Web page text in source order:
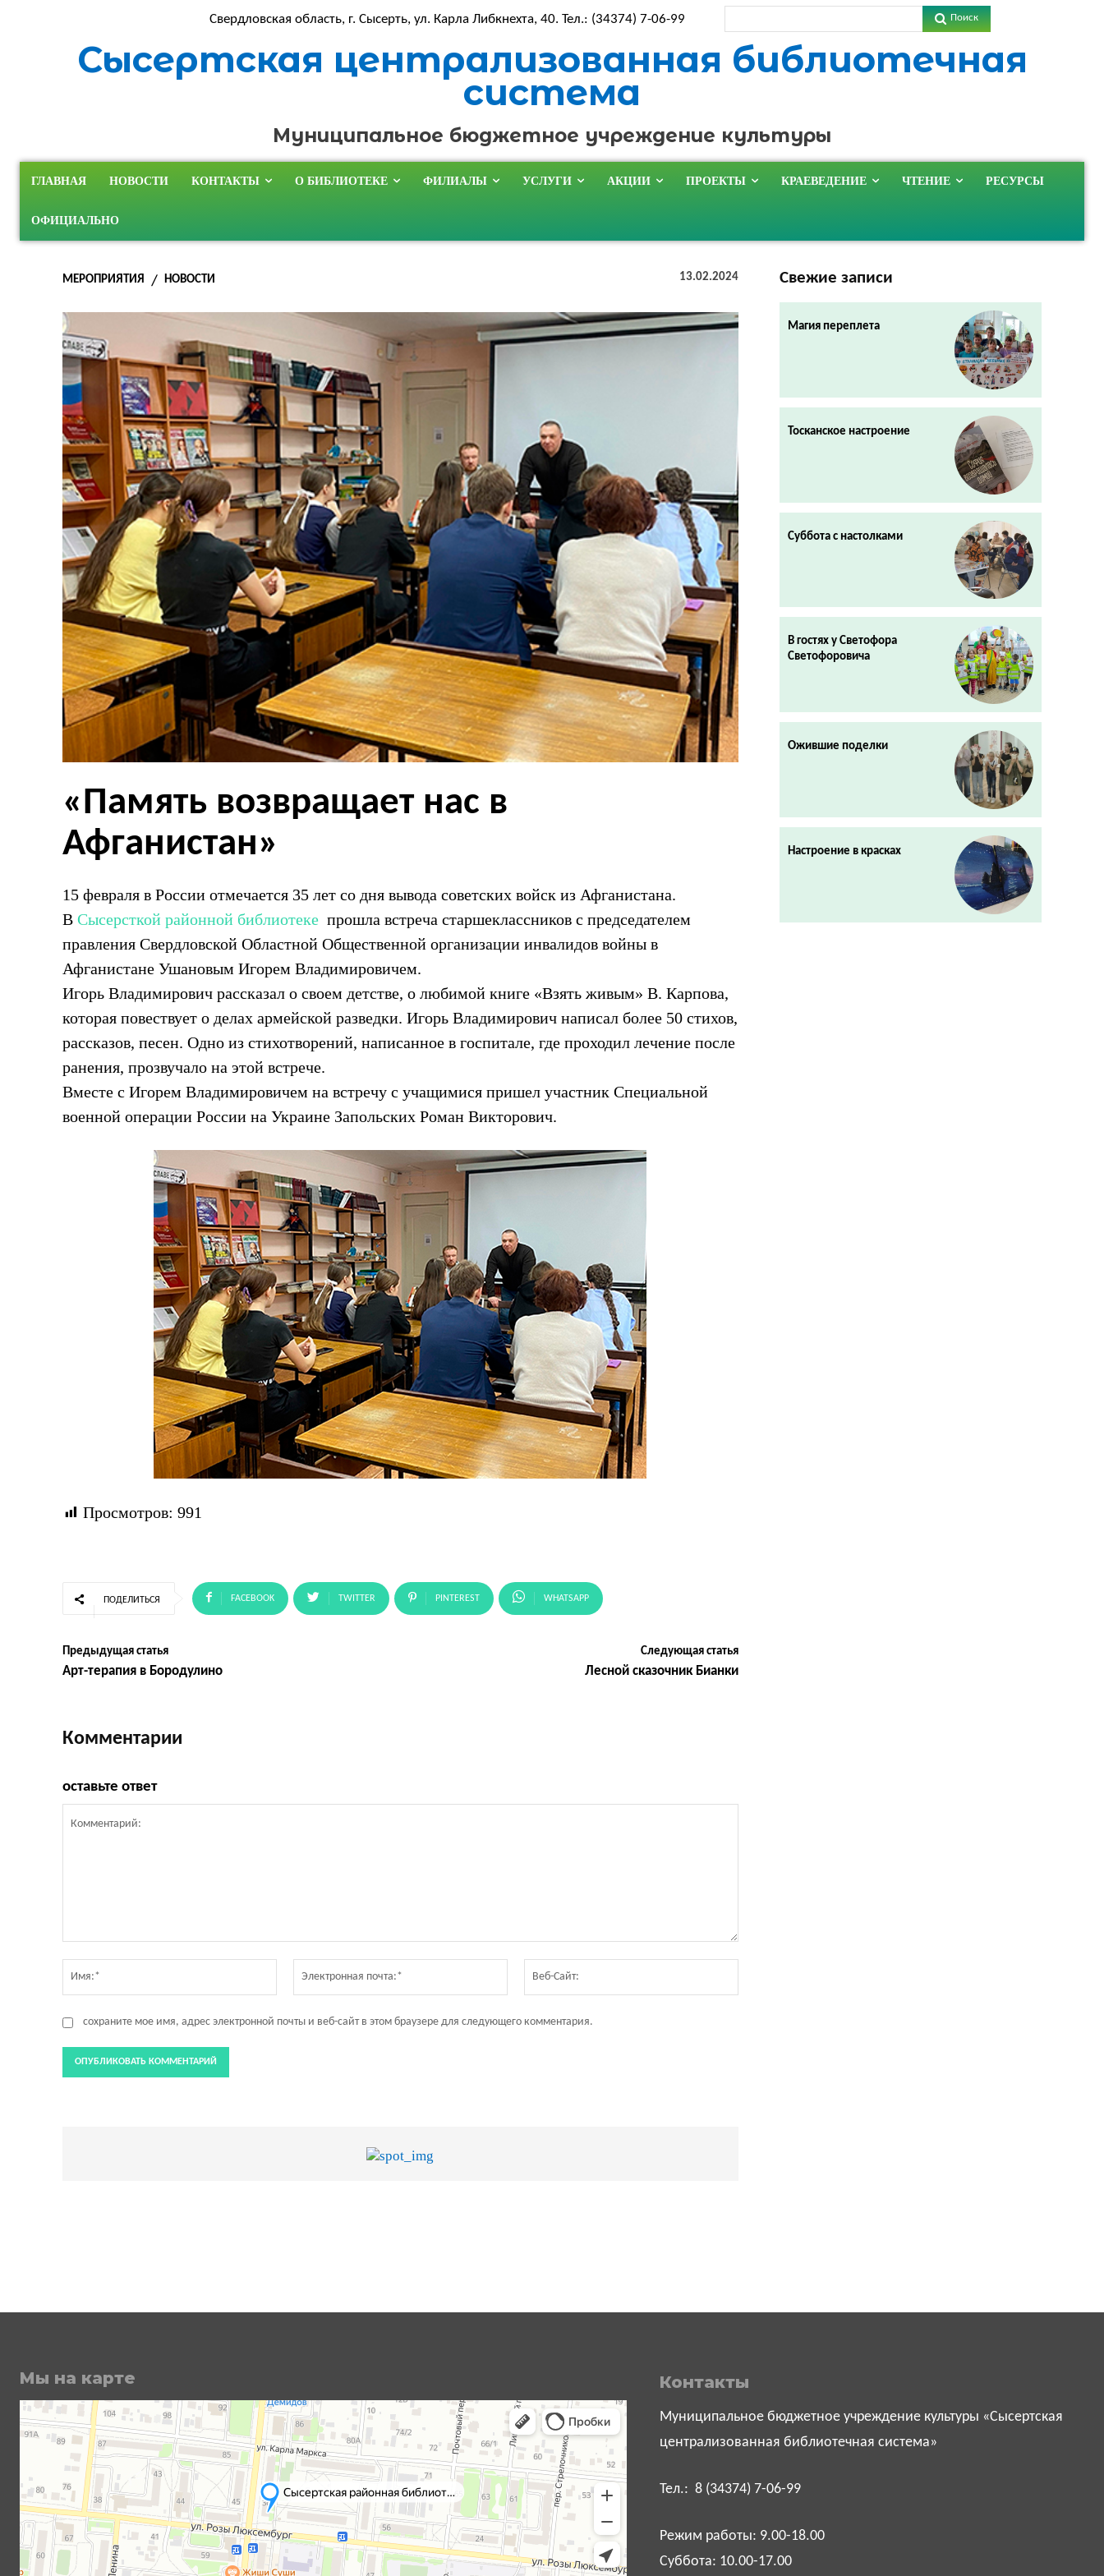
Свердловская область, г. Сысерть, ул. Карла Либкнехта, 40. Тел.: (34374) 7-06-99 Поиск
Сысертская централизованная библиотечная
система
Муниципальное бюджетное учреждение культуры
ГЛАВНАЯ НОВОСТИ КОНТАКТЫ О БИБЛИОТЕКЕ ФИЛИАЛЫ УСЛУГИ АКЦИИ ПРОЕКТЫ КРАЕВЕДЕНИЕ ЧТЕНИЕ РЕСУРСЫ
ОФИЦИАЛЬНО
МЕРОПРИЯТИЯ НОВОСТИ 13.02.2024
«Память возвращает нас в
Афганистан»
15 февраля в России отмечается 35 лет со дня вывода советских войск из Афганистана.
В Сысерсткой районной библиотеке прошла встреча старшеклассников с председателем
правления Свердловской Областной Общественной организации инвалидов войны в
Афганистане Ушановым Игорем Владимировичем.
Игорь Владимирович рассказал о своем детстве, о любимой книге «Взять живым» В. Карпова,
которая повествует о делах армейской разведки. Игорь Владимирович написал более 50 стихов,
рассказов, песен. Одно из стихотворений, написанное в госпитале, где проходил лечение после
ранения, прозвучало на этой встрече.
Вместе с Игорем Владимировичем на встречу с учащимися пришел участник Специальной
военной операции России на Украине Запольских Роман Викторович.
Просмотров: 991
ПОДЕЛИТЬСЯ FACEBOOK TWITTER PINTEREST WHATSAPP
Предыдущая статья
Арт-терапия в Бородулино
Следующая статья
Лесной сказочник Бианки
Комментарии
оставьте ответ
почта:*
сохраните мое имя, адрес электронной почты и веб-сайт в этом браузере для следующего комментария.
Свежие записи
Магия переплета
Тосканское настроение
Суббота с настолками
В гостях у Светофора
Светофоровича
Ожившие поделки
Настроение в красках
Мы на карте Контакты
Муниципальное бюджетное учреждение культуры «Сысертская
централизованная библиотечная система»
Тел.: 8 (34374) 7-06-99
Режим работы: 9.00-18.00
Суббота: 10.00-17.00